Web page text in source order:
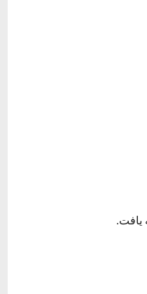
یافت.